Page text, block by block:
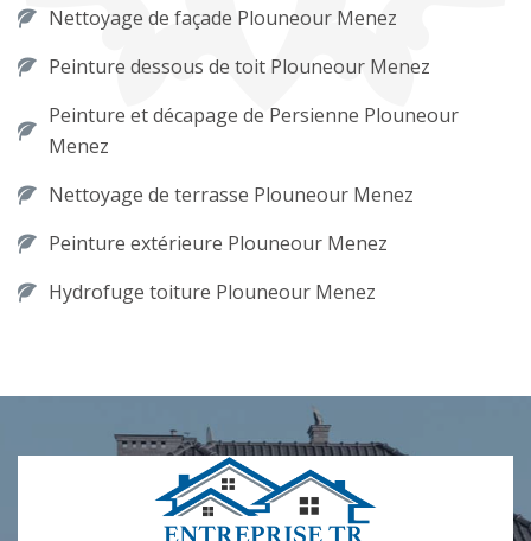
Nettoyage de façade Plouneour Menez
Peinture dessous de toit Plouneour Menez
Peinture et décapage de Persienne Plouneour
Menez
Nettoyage de terrasse Plouneour Menez
Peinture extérieure Plouneour Menez
Hydrofuge toiture Plouneour Menez